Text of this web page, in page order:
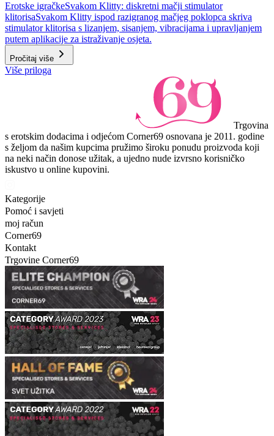
Erotske igračkeSvakom Klitty: diskretni mačji stimulator
klitorisaSvakom Klitty ispod razigranog mačjeg poklopca skriva
stimulator klitorisa s lizanjem, sisanjem, vibracijama i upravljanjem
putem aplikacije za istraživanje osjeta.
Pročitaj više
Više priloga
Trgovina
s erotskim dodacima i odjećom Corner69 osnovana je 2011. godine
s željom da našim kupcima pružimo široku ponudu proizvoda koji
na neki način donose užitak, a ujedno nude izvrsno korisničko
iskustvo u online kupovini.
Kategorije
Pomoć i savjeti
moj račun
Corner69
Kontakt
Trgovine Corner69